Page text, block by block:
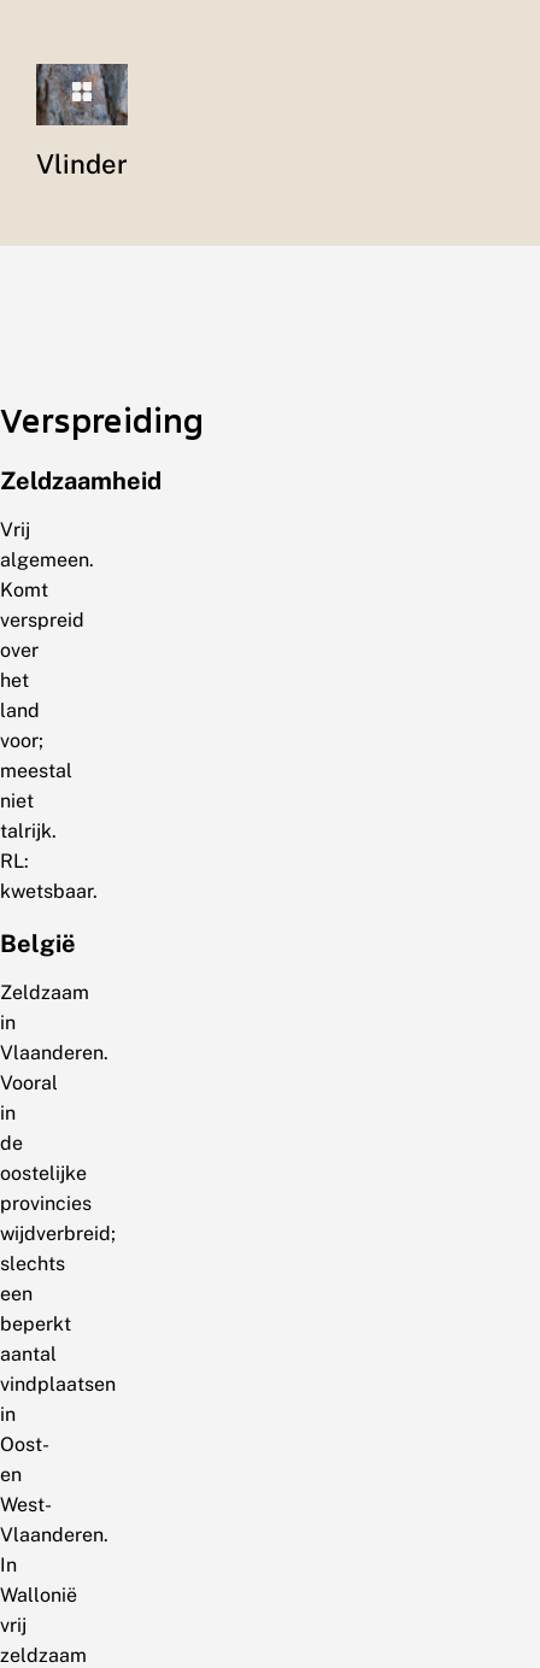
Vlinder
Verspreiding
Zeldzaamheid
Vrij
algemeen.
Komt
verspreid
over
het
land
voor;
meestal
niet
talrijk.
RL:
kwetsbaar.
België
Zeldzaam
in
Vlaanderen.
Vooral
in
de
oostelijke
provincies
wijdverbreid;
slechts
een
beperkt
aantal
vindplaatsen
in
Oost-
en
West-
Vlaanderen.
In
Wallonië
vrij
zeldzaam